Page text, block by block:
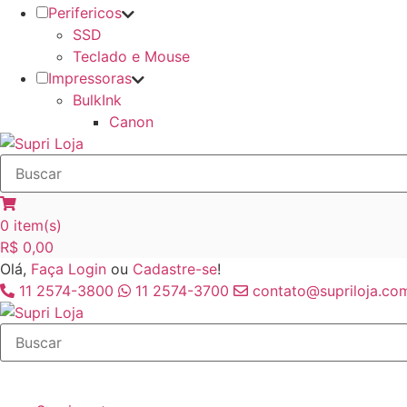
Perifericos
SSD
Teclado e Mouse
Impressoras
BulkInk
Canon
0 item(s)
R$ 0,00
Olá, Faça Login ou Cadastre-se!
11 2574-3800
11 2574-3700